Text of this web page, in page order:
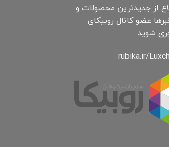
از جدیدترین محصولات و
عضو کانال روبیکای
شوید.
rubika.ir/